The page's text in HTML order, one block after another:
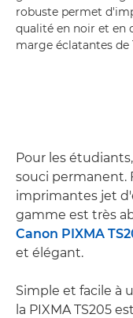
robuste permet
qualité en noir et en
marge éclatantes de
Pour les
souci permanent.
imprimantes jet
gamme est très
Canon PIXMA
et élégant.
Simple et facile à
la PIXMA TS205